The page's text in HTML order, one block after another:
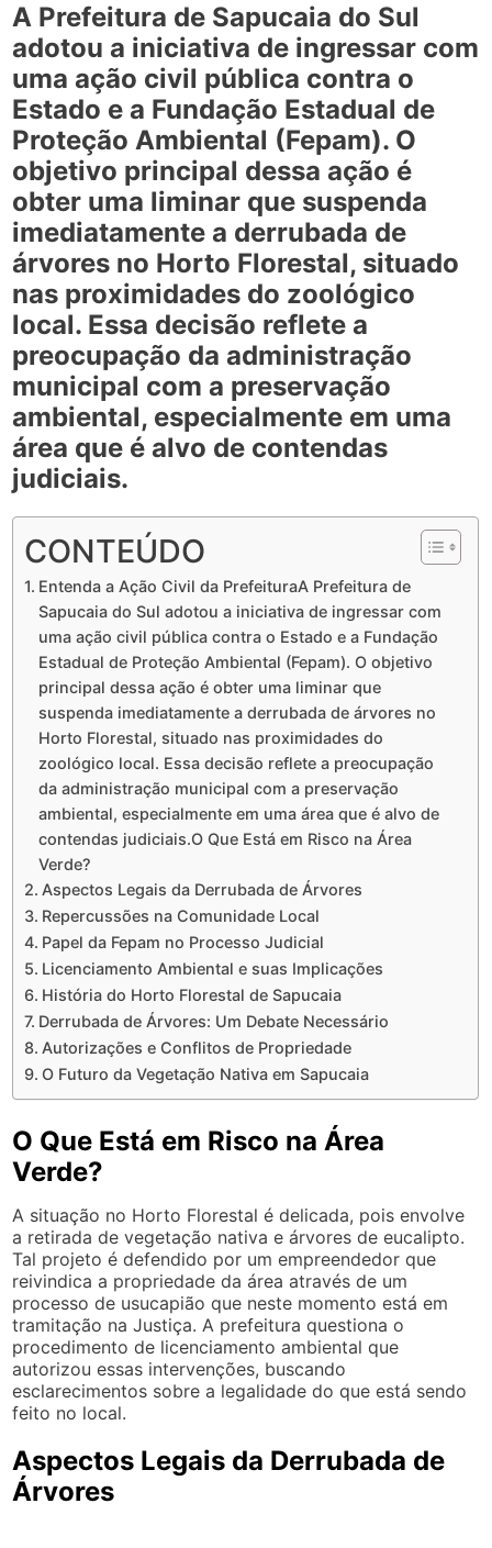
A Prefeitura de Sapucaia do Sul
adotou a iniciativa de ingressar com
uma ação civil pública contra o
Estado e a Fundação Estadual de
Proteção Ambiental (Fepam). O
objetivo principal dessa ação é
obter uma liminar que suspenda
imediatamente a derrubada de
árvores no Horto Florestal, situado
nas proximidades do zoológico
local. Essa decisão reflete a
preocupação da administração
municipal com a preservação
ambiental, especialmente em uma
área que é alvo de contendas
judiciais.
CONTEÚDO
Entenda a Ação Civil da PrefeituraA Prefeitura de
Sapucaia do Sul adotou a iniciativa de ingressar com
uma ação civil pública contra o Estado e a Fundação
Estadual de Proteção Ambiental (Fepam). O objetivo
principal dessa ação é obter uma liminar que
suspenda imediatamente a derrubada de árvores no
Horto Florestal, situado nas proximidades do
zoológico local. Essa decisão reflete a preocupação
da administração municipal com a preservação
ambiental, especialmente em uma área que é alvo de
contendas judiciais.O Que Está em Risco na Área
Verde?
Aspectos Legais da Derrubada de Árvores
Repercussões na Comunidade Local
Papel da Fepam no Processo Judicial
Licenciamento Ambiental e suas Implicações
História do Horto Florestal de Sapucaia
Derrubada de Árvores: Um Debate Necessário
Autorizações e Conflitos de Propriedade
O Futuro da Vegetação Nativa em Sapucaia
O Que Está em Risco na Área
Verde?
A situação no Horto Florestal é delicada, pois envolve
a retirada de vegetação nativa e árvores de eucalipto.
Tal projeto é defendido por um empreendedor que
reivindica a propriedade da área através de um
processo de usucapião que neste momento está em
tramitação na Justiça. A prefeitura questiona o
procedimento de licenciamento ambiental que
autorizou essas intervenções, buscando
esclarecimentos sobre a legalidade do que está sendo
feito no local.
Aspectos Legais da Derrubada de
Árvores